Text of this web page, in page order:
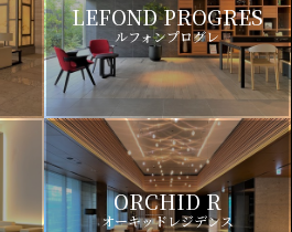
LEFOND PROGRES
ルフォンプログレ
ORCHID R
オーキッドレジデンス